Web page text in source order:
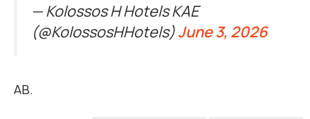
— Kolossos H Hotels ΚΑΕ
(@KolossosHHotels)June 3, 2026
ΑΒ.